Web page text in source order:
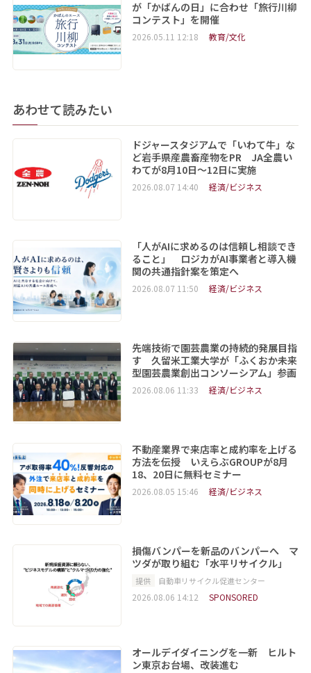
が「かばんの日」に合わせ「旅行川柳
コンテスト」を開催
2026.05.11 12:18 教育/文化
あわせて読みたい
ドジャースタジアムで「いわて牛」な
ど岩手県産農畜産物をPR JA全農い
わてが8月10日～12日に実施
2026.08.07 14:40 経済/ビジネス
「人がAIに求めるのは信頼し相談でき
ること」 ロジカがAI事業者と導入機
関の共通指針案を策定へ
2026.08.07 11:50 経済/ビジネス
先端技術で園芸農業の持続的発展目指
す 久留米工業大学が「ふくおか未来
型園芸農業創出コンソーシアム」参画
2026.08.06 11:33 経済/ビジネス
不動産業界で来店率と成約率を上げる
方法を伝授 いえらぶGROUPが8月
18、20日に無料セミナー
2026.08.05 15:46 経済/ビジネス
損傷バンパーを新品のバンパーへ マ
ツダが取り組む「水平リサイクル」
提供 自動車リサイクル促進センター
2026.08.06 14:12 SPONSORED
オールデイダイニングを一新 ヒルト
ン東京お台場、改装進む